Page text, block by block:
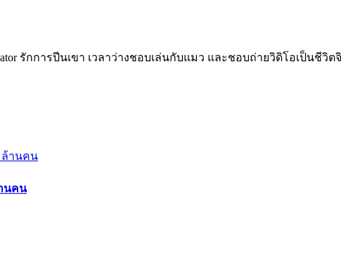
รักการปีนเขา เวลาว่างชอบเล่นกับแมว และชอบถ่ายวิดิโอเป็นชีวิต
นคน